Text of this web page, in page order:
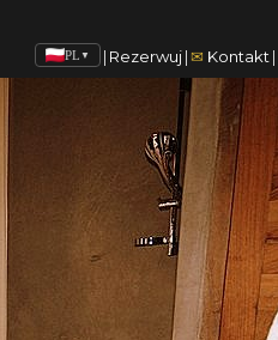
PL ▼ | Rezerwuj|✉ Kontakt |